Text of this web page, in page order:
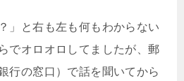
」と右も左も何もわからない
でオロオロしてましたが、郵
行の窓口）で話を聞いてから